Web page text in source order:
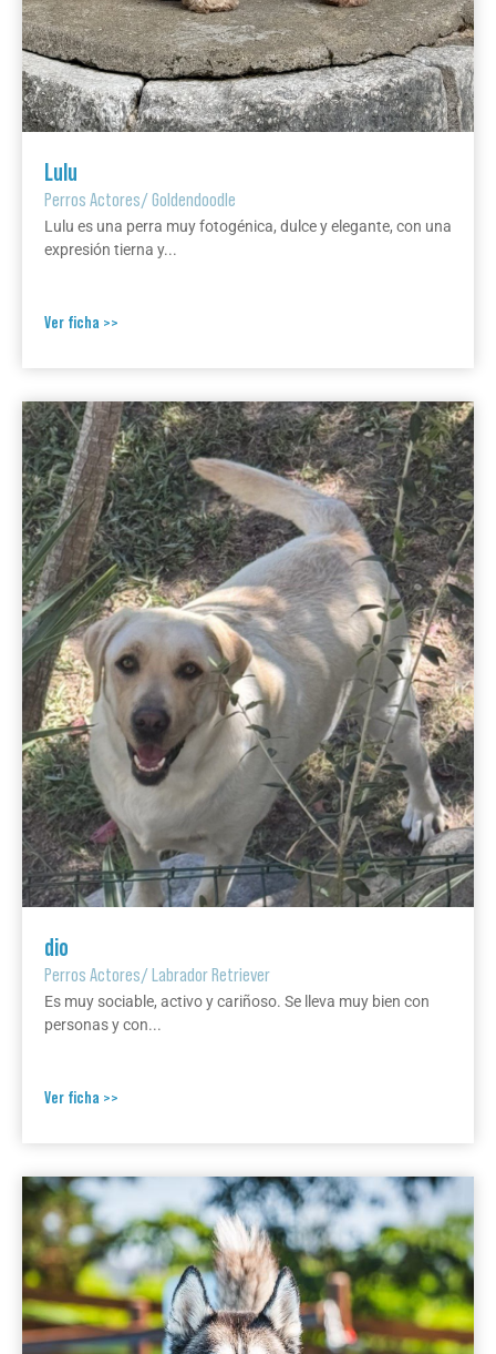
Lulu
Perros Actores/Goldendoodle
Lulu es una perra muy fotogénica, dulce y elegante, con una
expresión tierna y...
Ver ficha >>
dio
Perros Actores/Labrador Retriever
Es muy sociable, activo y cariñoso. Se lleva muy bien con
personas y con...
Ver ficha >>